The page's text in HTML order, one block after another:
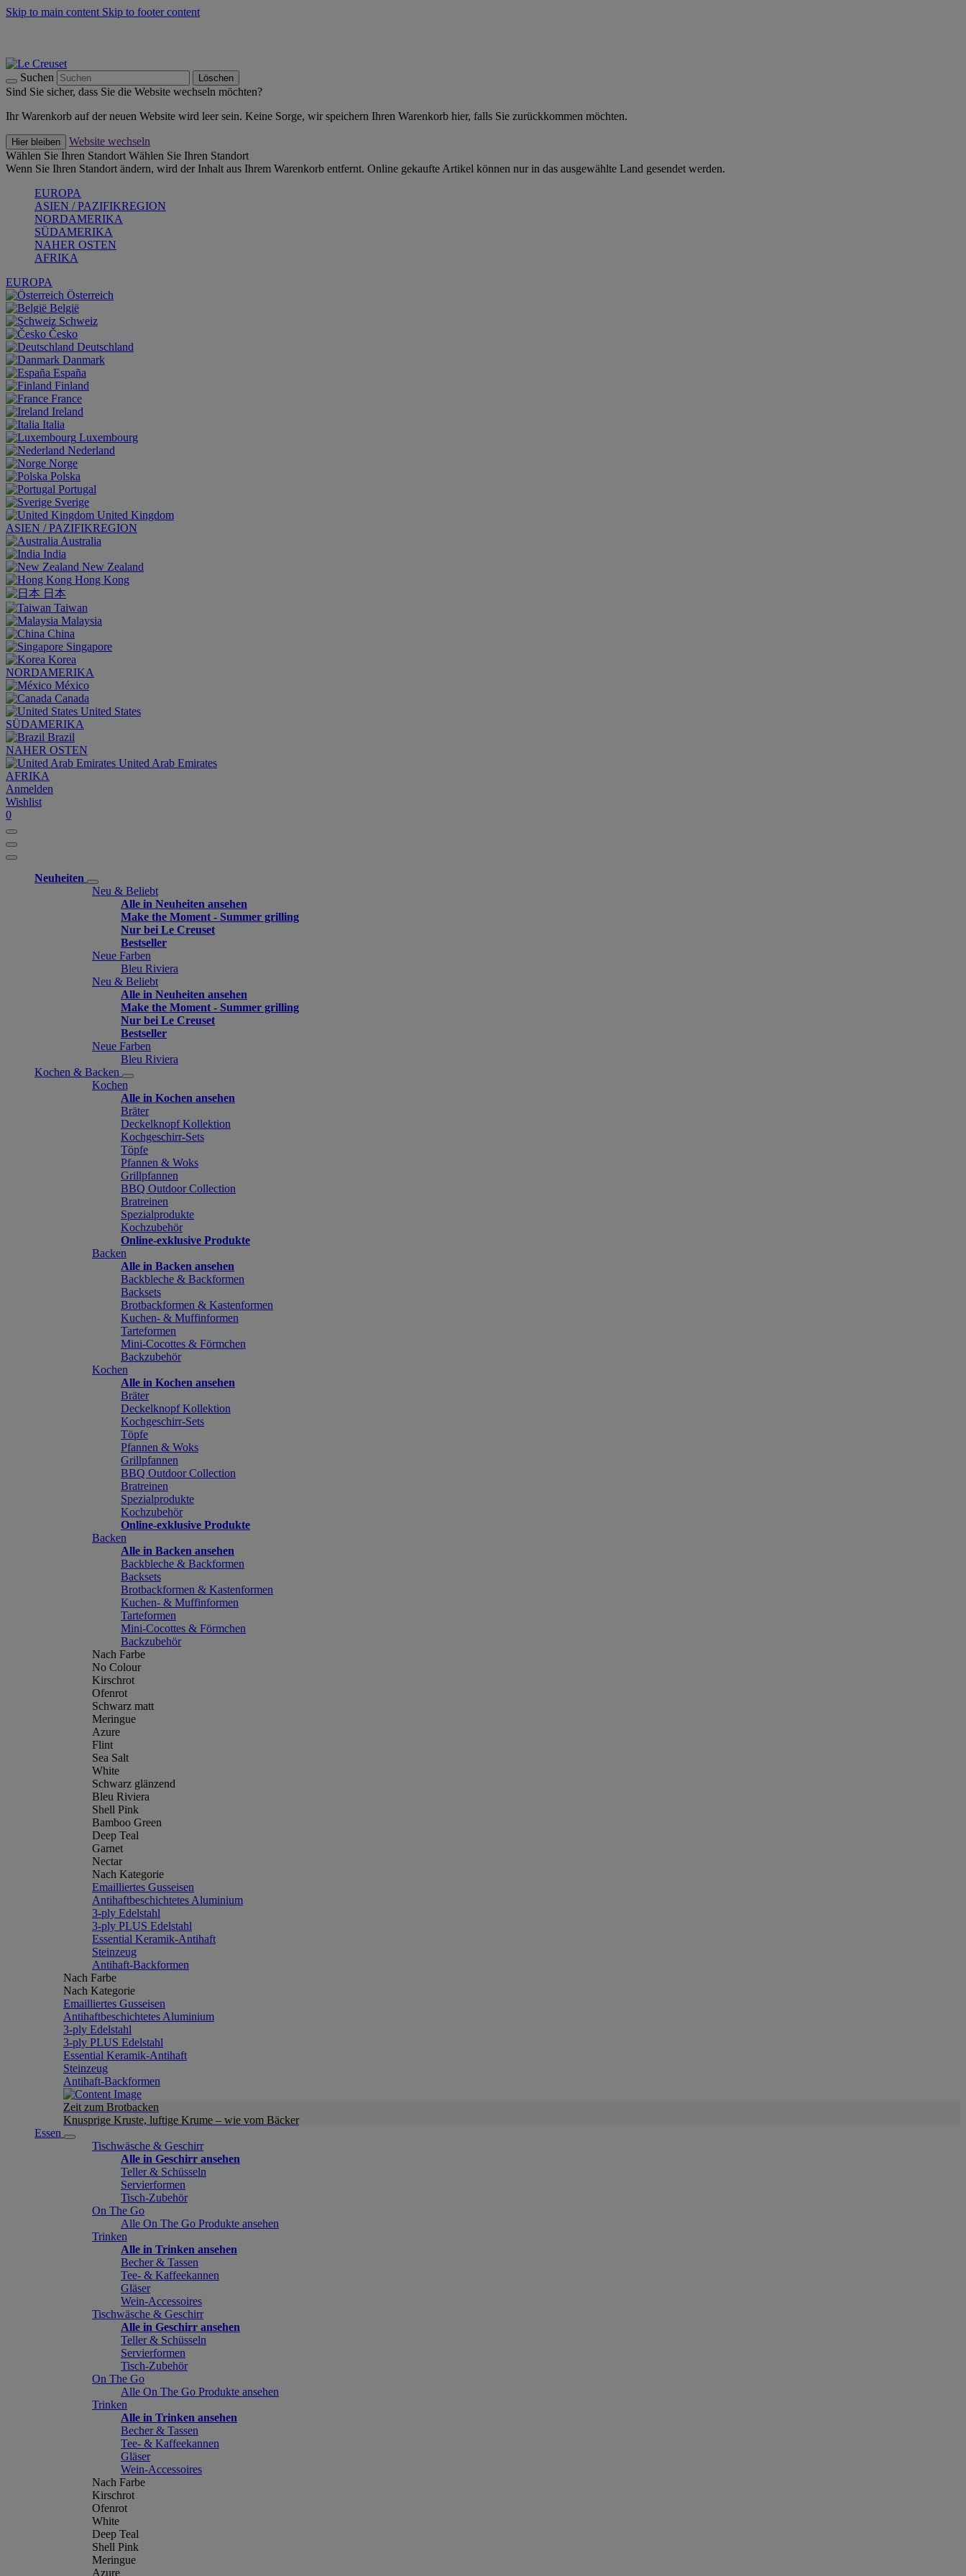
Skip to main content Skip to footer content
Suchen Löschen
Sind Sie sicher, dass Sie die Website wechseln möchten?
Ihr Warenkorb auf der neuen Website wird leer sein. Keine Sorge, wir speichern Ihren Warenkorb hier, falls Sie zurückkommen möchten.
Hier bleiben
Website wechseln
Wählen Sie Ihren Standort Wählen Sie Ihren Standort
Wenn Sie Ihren Standort ändern, wird der Inhalt aus Ihrem Warenkorb entfernt. Online gekaufte Artikel können nur in das ausgewählte Land gesendet werden.
EUROPA
ASIEN / PAZIFIKREGION
NORDAMERIKA
SÜDAMERIKA
NAHER OSTEN
AFRIKA
EUROPA
Österreich
België
Schweiz
Česko
Deutschland
Danmark
España
Finland
France
Ireland
Italia
Luxembourg
Nederland
Norge
Polska
Portugal
Sverige
United Kingdom
ASIEN / PAZIFIKREGION
Australia
India
New Zealand
Hong Kong
日本
Taiwan
Malaysia
China
Singapore
Korea
NORDAMERIKA
México
Canada
United States
SÜDAMERIKA
Brazil
NAHER OSTEN
United Arab Emirates
AFRIKA
Anmelden
Wishlist
0
Neuheiten
Neu & Beliebt
Alle in Neuheiten ansehen
Make the Moment - Summer grilling
Nur bei Le Creuset
Bestseller
Neue Farben
Bleu Riviera
Neu & Beliebt
Alle in Neuheiten ansehen
Make the Moment - Summer grilling
Nur bei Le Creuset
Bestseller
Neue Farben
Bleu Riviera
Kochen & Backen
Kochen
Alle in Kochen ansehen
Bräter
Deckelknopf Kollektion
Kochgeschirr-Sets
Töpfe
Pfannen & Woks
Grillpfannen
BBQ Outdoor Collection
Bratreinen
Spezialprodukte
Kochzubehör
Online-exklusive Produkte
Backen
Alle in Backen ansehen
Backbleche & Backformen
Backsets
Brotbackformen & Kastenformen
Kuchen- & Muffinformen
Tarteformen
Mini-Cocottes & Förmchen
Backzubehör
Kochen
Alle in Kochen ansehen
Bräter
Deckelknopf Kollektion
Kochgeschirr-Sets
Töpfe
Pfannen & Woks
Grillpfannen
BBQ Outdoor Collection
Bratreinen
Spezialprodukte
Kochzubehör
Online-exklusive Produkte
Backen
Alle in Backen ansehen
Backbleche & Backformen
Backsets
Brotbackformen & Kastenformen
Kuchen- & Muffinformen
Tarteformen
Mini-Cocottes & Förmchen
Backzubehör
Nach Farbe
No Colour
Kirschrot
Ofenrot
Schwarz matt
Meringue
Azure
Flint
Sea Salt
White
Schwarz glänzend
Bleu Riviera
Shell Pink
Bamboo Green
Deep Teal
Garnet
Nectar
Nach Kategorie
Emailliertes Gusseisen
Antihaftbeschichtetes Aluminium
3-ply Edelstahl
3-ply PLUS Edelstahl
Essential Keramik-Antihaft
Steinzeug
Antihaft-Backformen
Nach Farbe
Nach Kategorie
Emailliertes Gusseisen
Antihaftbeschichtetes Aluminium
3-ply Edelstahl
3-ply PLUS Edelstahl
Essential Keramik-Antihaft
Steinzeug
Antihaft-Backformen
Zeit zum Brotbacken
Knusprige Kruste, luftige Krume – wie vom Bäcker
Essen
Tischwäsche & Geschirr
Alle in Geschirr ansehen
Teller & Schüsseln
Servierformen
Tisch-Zubehör
On The Go
Alle On The Go Produkte ansehen
Trinken
Alle in Trinken ansehen
Becher & Tassen
Tee- & Kaffeekannen
Gläser
Wein-Accessoires
Tischwäsche & Geschirr
Alle in Geschirr ansehen
Teller & Schüsseln
Servierformen
Tisch-Zubehör
On The Go
Alle On The Go Produkte ansehen
Trinken
Alle in Trinken ansehen
Becher & Tassen
Tee- & Kaffeekannen
Gläser
Wein-Accessoires
Nach Farbe
Kirschrot
Ofenrot
White
Deep Teal
Shell Pink
Meringue
Azure